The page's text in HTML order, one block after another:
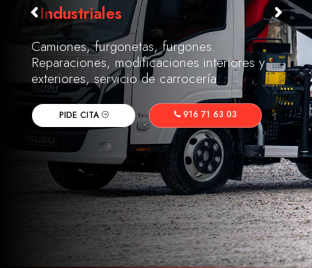
Industriales
Camiones, furgonetas, furgones.
Reparaciones, modificaciones interiores y
exteriores, servicio de carrocería.
PIDE CITA 916 71 63 03